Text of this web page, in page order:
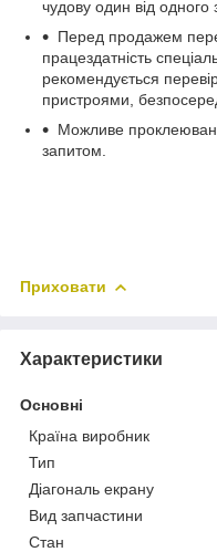
чудову один від одного
Перед продажем
працездатність
рекомендується
пристроями,
Можливе
запитом.
Приховати
Характеристики
Основні
Країна виробник
Тип
Діагональ екрану
Вид запчастини
Стан